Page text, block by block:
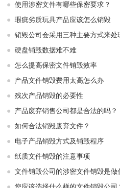
使用涉密文件有哪些保密要求？
瑕疵劣质玩具产品应该怎么销毁
销毁公司会采用三种主要方式来处
硬盘销毁数据难不难
怎么提高保密文件销毁效率
产品文件销毁费用太高怎么办
残次产品销毁的必要性
产品废弃销售公司都是合法的吗？
如何合法销毁废弃文件？
电子产品销毁方式及销毁程序
纸质文件销毁的注意事项
文件销毁公司的涉密文件销毁是做